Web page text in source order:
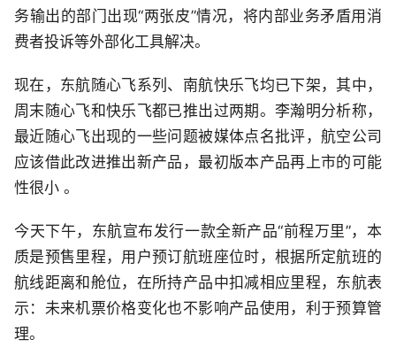
务输出的部门出现“两张皮”情况，将内部业务矛盾用消
费者投诉等外部化工具解决。
现在，东航随心飞系列、南航快乐飞均已下架，其中，
周末随心飞和快乐飞都已推出过两期。李瀚明分析称，
最近随心飞出现的一些问题被媒体点名批评，航空公司
应该借此改进推出新产品，最初版本产品再上市的可能
性很小 。
今天下午，东航宣布发行一款全新产品“前程万里”，本
质是预售里程，用户预订航班座位时，根据所定航班的
航线距离和舱位，在所持产品中扣减相应里程，东航表
示：未来机票价格变化也不影响产品使用，利于预算管
理。